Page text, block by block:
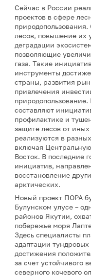
Сейчас в России
проектов в сфере
лесов, повышение их
деградации
позволяющие
газа. Такие
инструменты
страны, развития
привлечения
составляют
профилактике и
защите лесов от
реализуются в
включая
Восток. В последние
инициатив,
восстановление
арктических.
Новый проект ПОРА
Булунском улусе –
районов Якутии,
побережье моря
Здесь специалисты
адаптации
достижения
за счет устойчивого
северного кочевого